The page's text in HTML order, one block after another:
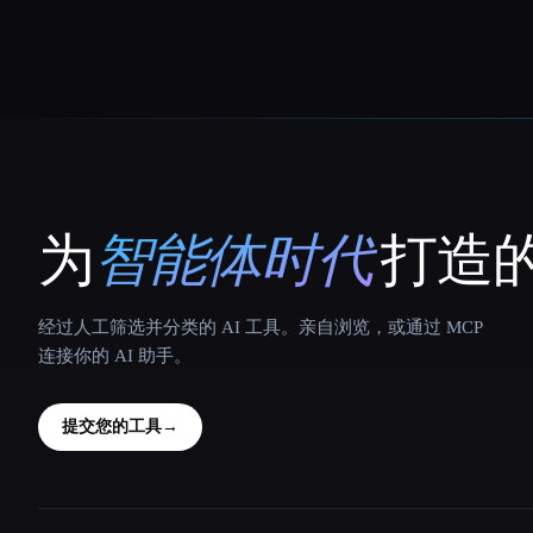
That AI Collection
为智能体时代打造
经过人工筛选并分类的 AI 工具。亲自浏览，或通过 MCP
连接你的 AI 助手。
提交您的工具→